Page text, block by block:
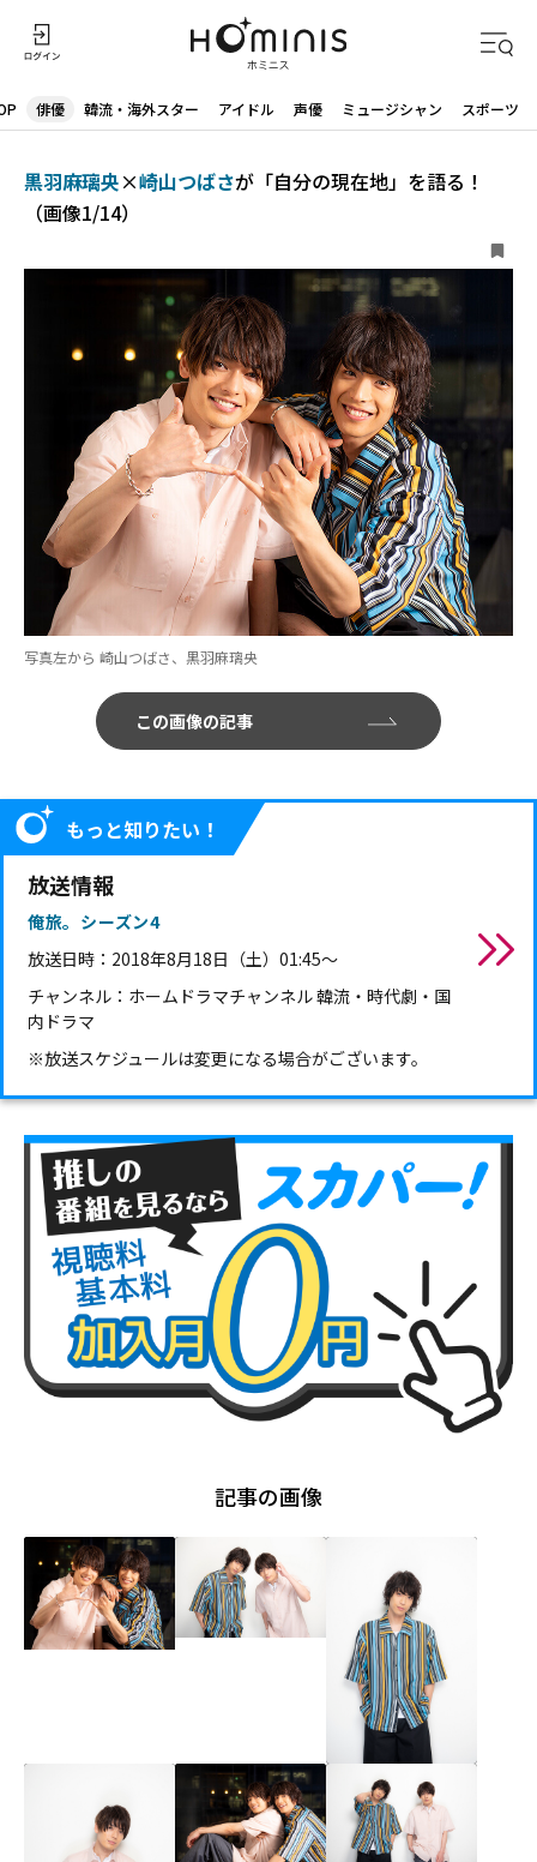
俳優 韓流・海外スター アイドル 声優 ミュージシャン スポーツ
黒羽麻璃央×崎山つばさが「自分の現在地」を語る！
（画像1/14）
写真左から 崎山つばさ、黒羽麻璃央
この画像の記事
もっと知りたい！
放送情報
俺旅。シーズン4
放送日時： 2018年8月18日（土）01:45～
チャンネル： ホームドラマチャンネル 韓流・時代劇・国
内ドラマ
※放送スケジュールは変更になる場合がございます。
記事の画像